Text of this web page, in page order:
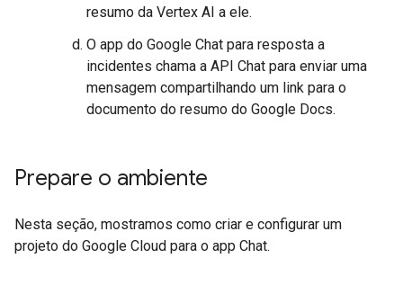
resumo da Vertex AI a ele.
O app do Google Chat para resposta a
incidentes chama a API Chat para enviar uma
mensagem compartilhando um link para o
documento do resumo do Google Docs.
Prepare o ambiente
Nesta seção, mostramos como criar e configurar um
projeto do Google Cloud para o app Chat.